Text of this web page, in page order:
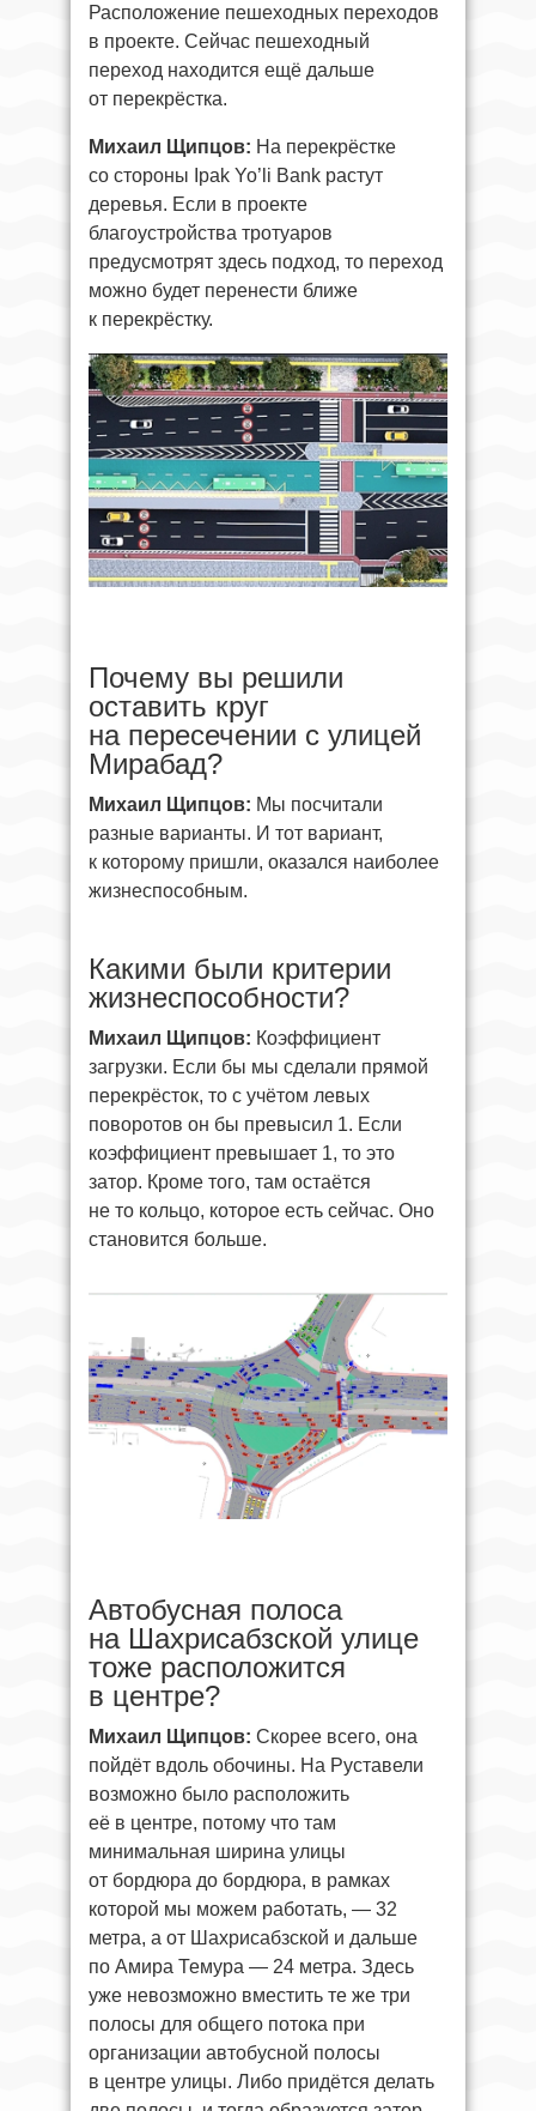
Расположение пешеходных переходов
в проекте. Сейчас пешеходный
переход находится ещё дальше
от перекрёстка.
Михаил Щипцов: На перекрёстке
со стороны Ipak Yo’li Bank растут
деревья. Если в проекте
благоустройства тротуаров
предусмотрят здесь подход, то переход
можно будет перенести ближе
к перекрёстку.
Почему вы решили
оставить круг
на пересечении с улицей
Мирабад?
Михаил Щипцов: Мы посчитали
разные варианты. И тот вариант,
к которому пришли, оказался наиболее
жизнеспособным.
Какими были критерии
жизнеспособности?
Михаил Щипцов: Коэффициент
загрузки. Если бы мы сделали прямой
перекрёсток, то с учётом левых
поворотов он бы превысил 1. Если
коэффициент превышает 1, то это
затор. Кроме того, там остаётся
не то кольцо, которое есть сейчас. Оно
становится больше.
Автобусная полоса
на Шахрисабзской улице
тоже расположится
в центре?
Михаил Щипцов: Скорее всего, она
пойдёт вдоль обочины. На Руставели
возможно было расположить
её в центре, потому что там
минимальная ширина улицы
от бордюра до бордюра, в рамках
которой мы можем работать, — 32
метра, а от Шахрисабзской и дальше
по Амира Темура — 24 метра. Здесь
уже невозможно вместить те же три
полосы для общего потока при
организации автобусной полосы
в центре улицы. Либо придётся делать